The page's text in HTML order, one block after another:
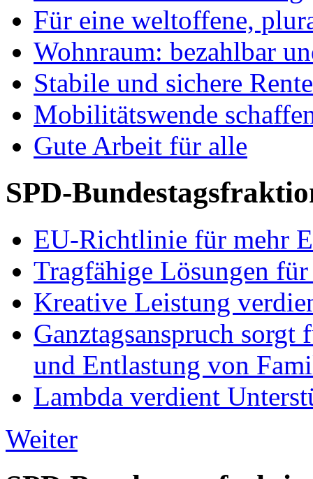
Für eine weltoffene,
Wohnraum: bezahlbar
Stabile und sichere
Mobilitätswende
Gute Arbeit für alle
SPD-
EU-Richtlinie für mehr
Tragfähige Lösungen
Kreative Leistung
Ganztagsanspruch
und Entlastung von
Lambda verdient
Weiter